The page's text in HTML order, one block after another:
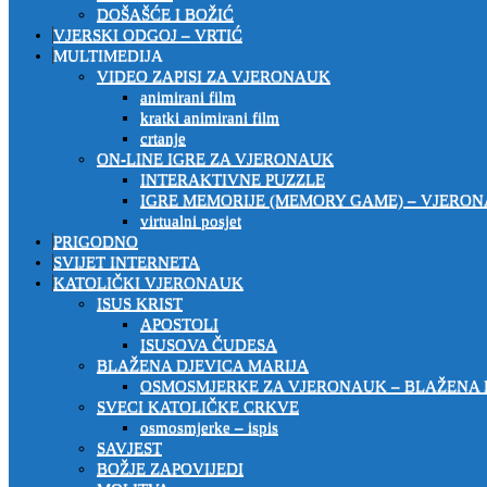
DOŠAŠĆE I BOŽIĆ
VJERSKI ODGOJ – VRTIĆ
MULTIMEDIJA
VIDEO ZAPISI ZA VJERONAUK
animirani film
kratki animirani film
crtanje
ON-LINE IGRE ZA VJERONAUK
INTERAKTIVNE PUZZLE
IGRE MEMORIJE (MEMORY GAME) –
virtualni posjet
PRIGODNO
SVIJET INTERNETA
KATOLIČKI VJERONAUK
ISUS KRIST
APOSTOLI
ISUSOVA ČUDESA
BLAŽENA DJEVICA MARIJA
OSMOSMJERKE ZA VJERONAUK – BLAŽENA
SVECI KATOLIČKE CRKVE
osmosmjerke – ispis
SAVJEST
BOŽJE ZAPOVIJEDI